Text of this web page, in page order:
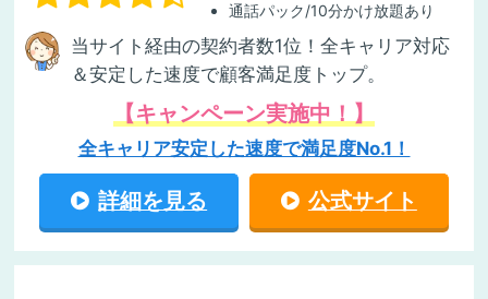
通話パック/10分かけ放題あり
当サイト経由の契約者数1位！全キャリア対応
＆安定した速度で顧客満足度トップ。
【キャンペーン実施中！】
全キャリア安定した速度で満足度No.1！
詳細を見る 公式サイト